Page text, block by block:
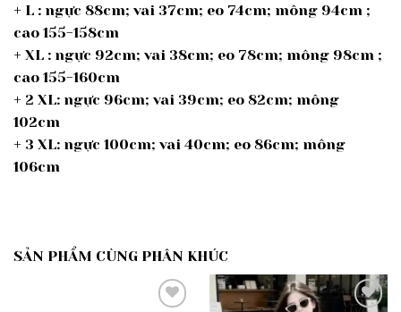
+ L : ngực 88cm; vai 37cm; eo 74cm; mông 94cm ;
cao 155-158cm
+ XL : ngực 92cm; vai 38cm; eo 78cm; mông 98cm ;
cao 155-160cm
+ 2 XL: ngực 96cm; vai 39cm; eo 82cm; mông
102cm
+ 3 XL: ngực 100cm; vai 40cm; eo 86cm; mông
106cm
SẢN PHẨM CÙNG PHÂN KHÚC